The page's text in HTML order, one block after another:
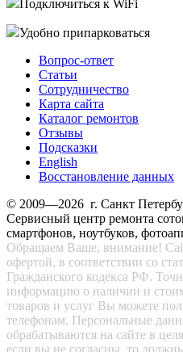
Подключиться к WiFi
Удобно припарковаться
Вопрос-ответ
Статьи
Сотрудничество
Карта сайта
Каталог ремонтов
Отзывы
Подсказки
English
Восстановление данных
© 2009—2026 г. Санкт
Сервисный центр ремонта
смартфонов, ноутбуков,
Обращаем Ваше, внимание!
офертой, в соответствии со
Гражданского кодекса РФ.
информацию о наличии и
товаров и услуг Вы можете
телефонам. Персональные
обрабатываются на сайте в
если вы не согласны, то